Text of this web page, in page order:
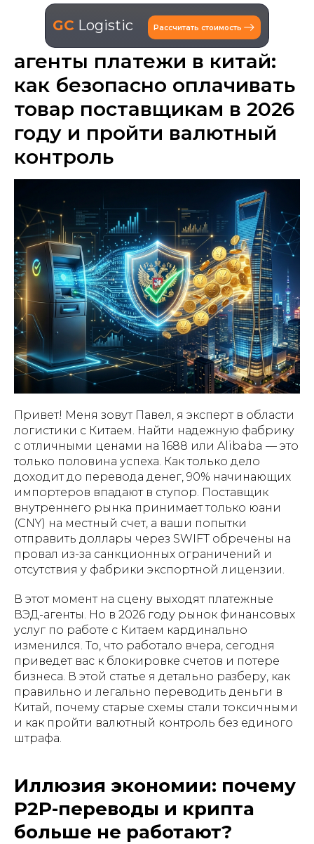
GC Logistic Рассчитать стоимость
агенты платежи в китай:
как безопасно оплачивать
товар поставщикам в 2026
году и пройти валютный
контроль
Привет! Меня зовут Павел, я эксперт в области
логистики с Китаем. Найти надежную фабрику
с отличными ценами на 1688 или Alibaba — это
только половина успеха. Как только дело
доходит до перевода денег, 90% начинающих
импортеров впадают в ступор. Поставщик
внутреннего рынка принимает только юани
(CNY) на местный счет, а ваши попытки
отправить доллары через SWIFT обречены на
провал из-за санкционных ограничений и
отсутствия у фабрики экспортной лицензии.
В этот момент на сцену выходят платежные
ВЭД-агенты. Но в 2026 году рынок финансовых
услуг по работе с Китаем кардинально
изменился. То, что работало вчера, сегодня
приведет вас к блокировке счетов и потере
бизнеса. В этой статье я детально разберу, как
правильно и легально переводить деньги в
Китай, почему старые схемы стали токсичными
и как пройти валютный контроль без единого
штрафа.
Иллюзия экономии: почему
P2P-переводы и крипта
больше не работают?